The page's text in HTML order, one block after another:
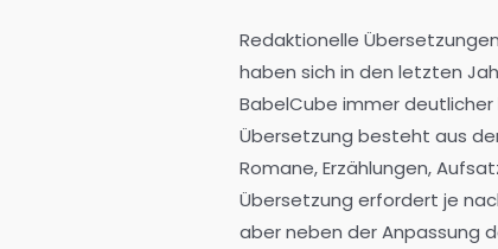
Redaktionelle
haben sich in den letzten
BabelCube immer
Übersetzung besteht aus
Romane, Erzählungen,
Übersetzung erfordert je
aber neben der Anpassung